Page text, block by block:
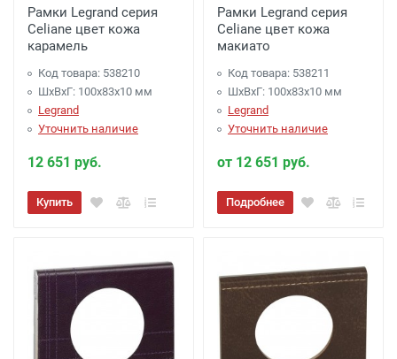
Рамки Legrand серия
Celiane цвет кожа
карамель
Код товара: 538210
ШхВхГ: 100x83x10 мм
Legrand
Уточнить наличие
12 651 руб.
Купить
Рамки Legrand серия
Celiane цвет кожа
макиато
Код товара: 538211
ШхВхГ: 100x83x10 мм
Legrand
Уточнить наличие
от 12 651 руб.
Подробнее